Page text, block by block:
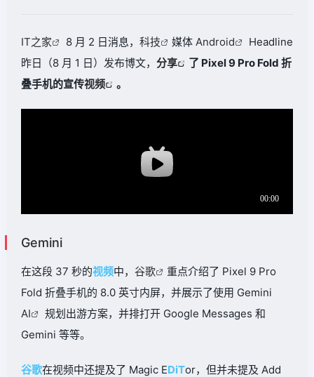
IT之家 8 月 2 日消息， 科技 媒体 Android
Headline
昨日（8 月 1 日）发布博文， 分享
了 Pixel 9 Pro Fold 折
叠手机的宣传视频 。
Gemini
在这段 37 秒的视频中， 谷歌
重点介绍了 Pixel 9 Pro
Fold 折叠手机的 8.0 英寸内屏，并展示了使用 Gemini
AI
规划出游方案，并排打开 Google Messages 和
Gemini 等等。
谷歌在视频中还提及了 Magic EDiTor，但并未提及 Add